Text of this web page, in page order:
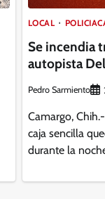
LOCAL
Se incendia
autopista
Pedro Sarmiento
Camargo,
caja sencilla
durante la